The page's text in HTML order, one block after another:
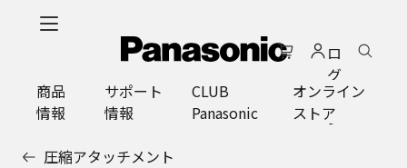
ロ
グ
イ
ン
商品
情報
サポート
情報
CLUB
Panasonic
オンライン
ストア
圧縮アタッチメント